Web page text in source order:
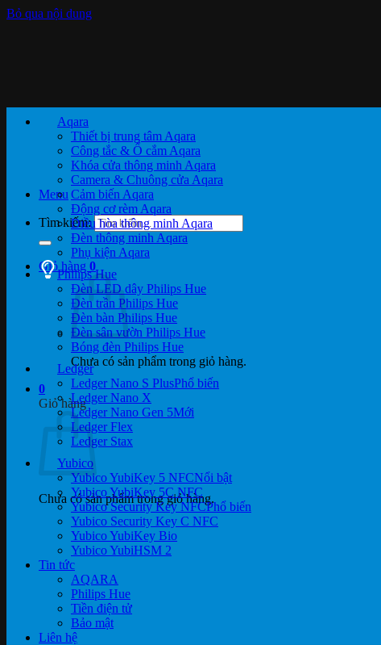
Bỏ qua nội dung
Menu
Tìm kiếm:
Giỏ hàng 0
Chưa có sản phẩm trong giỏ hàng.
0
Giỏ hàng
Chưa có sản phẩm trong giỏ hàng.
Aqara
Thiết bị trung tâm Aqara
Công tắc & Ổ cắm Aqara
Khóa cửa thông minh Aqara
Camera & Chuông cửa Aqara
Cảm biến Aqara
Động cơ rèm Aqara
Điều hòa thông minh Aqara
Đèn thông minh Aqara
Phụ kiện Aqara
Philips Hue
Đèn LED dây Philips Hue
Đèn trần Philips Hue
Đèn bàn Philips Hue
Đèn sân vườn Philips Hue
Bóng đèn Philips Hue
Ledger
Ledger Nano S Plus
Ledger Nano X
Ledger Nano Gen 5
Ledger Flex
Ledger Stax
Yubico
Yubico YubiKey 5 NFC
Yubico YubiKey 5C NFC
Yubico Security Key NFC
Yubico Security Key C NFC
Yubico YubiKey Bio
Yubico YubiHSM 2
Tin tức
AQARA
Philips Hue
Tiền điện tử
Bảo mật
Liên hệ